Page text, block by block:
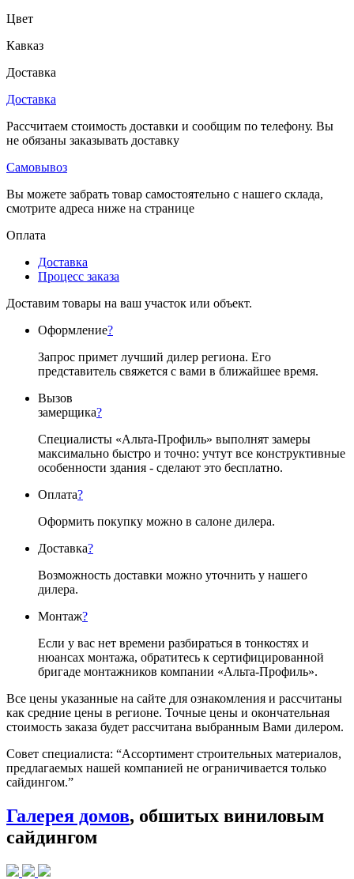
Цвет
Кавказ
Доставка
Доставка
Рассчитаем стоимость доставки и сообщим по телефону. Вы
не обязаны заказывать доставку
Самовывоз
Вы можете забрать товар самостоятельно с нашего склада,
смотрите адреса ниже на странице
Оплата
Доставка
Процесс заказа
Доставим товары на ваш участок или объект.
Оформление?
Запрос примет лучший дилер региона. Его
представитель свяжется с вами в ближайшее время.
Вызов
замерщика?
Специалисты «Альта-Профиль» выполнят замеры
максимально быстро и точно: учтут все конструктивные
особенности здания - сделают это бесплатно.
Оплата?
Оформить покупку можно в салоне дилера.
Доставка?
Возможность доставки можно уточнить у нашего
дилера.
Монтаж?
Если у вас нет времени разбираться в тонкостях и
нюансах монтажа, обратитесь к сертифицированной
бригаде монтажников компании «Альта-Профиль».
Все цены указанные на сайте для ознакомления и рассчитаны
как средние цены в регионе. Точные цены и окончательная
стоимость заказа будет рассчитана выбранным Вами дилером.
Совет специалиста: “Ассортимент строительных материалов,
предлагаемых нашей компанией не ограничивается только
сайдингом.”
Галерея домов, обшитых виниловым
сайдингом